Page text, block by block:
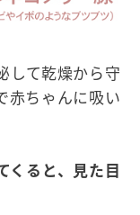
して乾燥から守
赤ちゃんに吸い
くると、見た目